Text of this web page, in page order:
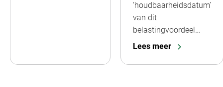
‘houdbaarheidsdatum’
van dit
belastingvoordeel…
Lees meer